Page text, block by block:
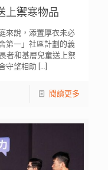
上禦寒物品
來說，添置厚衣未必
第一」社區計劃的義
者和基層兒童送上禦
守望相助 […]
閱讀更多